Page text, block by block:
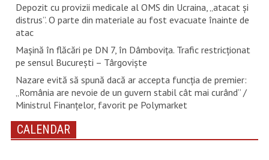
Depozit cu provizii medicale al OMS din Ucraina, „atacat și
distrus”. O parte din materiale au fost evacuate înainte de
atac
Mașină în flăcări pe DN 7, în Dâmbovița. Trafic restricționat
pe sensul București – Târgoviște
Nazare evită să spună dacă ar accepta funcția de premier:
„România are nevoie de un guvern stabil cât mai curând” /
Ministrul Finanțelor, favorit pe Polymarket
CALENDAR